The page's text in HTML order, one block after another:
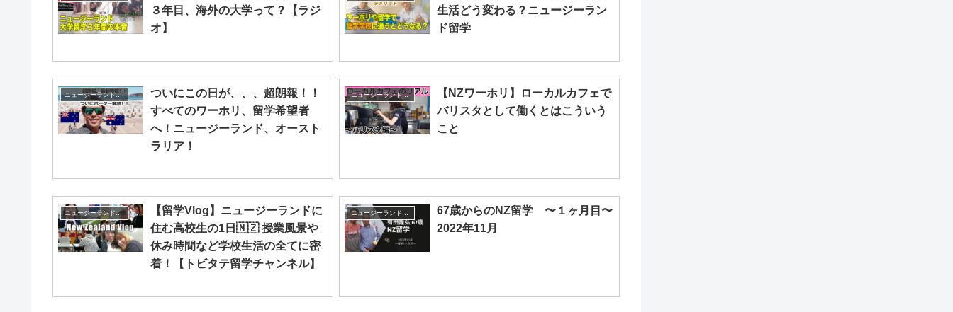
３年目、海外の大学って？【ラジ
オ】
生活どう変わる？ニュージーラン
ド留学
ニュージーランド留学
ついにこの日が、、、超朗報！！
すべてのワーホリ、留学希望者
へ！ニュージーランド、オースト
ラリア！
ニュージーランド留学
【NZワーホリ】ローカルカフェで
バリスタとして働くとはこういう
こと
ニュージーランド留学
【留学Vlog】ニュージーランドに
住む高校生の1日🇳🇿 授業風景や
休み時間など学校生活の全てに密
着！【トビタテ留学チャンネル】
67歳からのNZ留学 〜１ヶ月目〜
2022年11月